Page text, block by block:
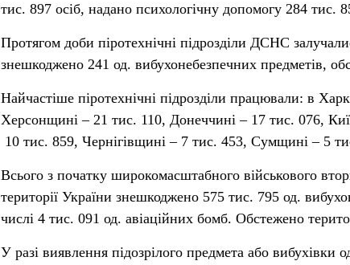
тис. 897 осіб, надано психологічну допомогу 284 тис.
Протягом доби піротехнічні підрозділи ДСНС
знешкоджено 241 од. вибухонебезпечних предметів,
Найчастіше піротехнічні підрозділи працювали: в
Херсонщині – 21 тис. 110, Донеччині – 17 тис. 076,
10 тис. 859, Чернігівщині – 7 тис. 453, Сумщині – 5
Всього з початку широкомасштабного військового
території України знешкоджено 575 тис. 795 од.
числі 4 тис. 091 од. авіаційних бомб. Обстежено
У разі виявлення підозрілого предмета або вибухівки